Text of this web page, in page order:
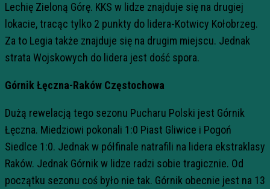
Lechię Zieloną Górę. KKS w lidze znajduje się na drugiej
lokacie, tracąc tylko 2 punkty do lidera-Kotwicy Kołobrzeg.
Za to Legia także znajduje się na drugim miejscu. Jednak
strata Wojskowych do lidera jest dość spora.
Górnik Łęczna-Raków Częstochowa
Dużą rewelacją tego sezonu Pucharu Polski jest Górnik
Łęczna. Miedziowi pokonali 1:0 Piast Gliwice i Pogoń
Siedlce 1:0. Jednak w półfinale natrafili na lidera ekstraklasy
Raków. Jednak Górnik w lidze radzi sobie tragicznie. Od
początku sezonu coś było nie tak. Górnik obecnie jest na 13